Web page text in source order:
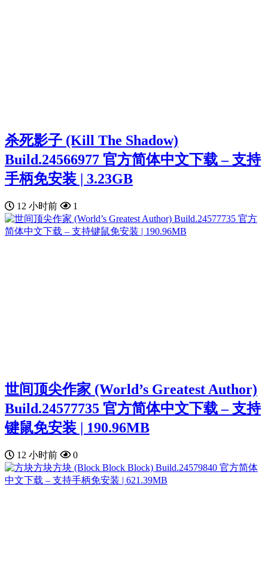
杀死影子 (Kill The Shadow)
Build.24566977 官方简体中文下载 – 支持
手柄免安装 | 3.23GB
12 小时前 1
世间顶尖作家 (World’s Greatest Author)
Build.24577735 官方简体中文下载 – 支持
键鼠免安装 | 190.96MB
12 小时前 0